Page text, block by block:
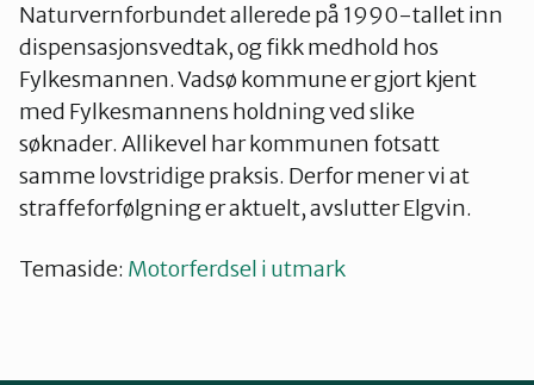
Naturvernforbundet allerede på 1990-tallet inn
dispensasjonsvedtak, og fikk medhold hos
Fylkesmannen. Vadsø kommune er gjort kjent
med Fylkesmannens holdning ved slike
søknader. Allikevel har kommunen fotsatt
samme lovstridige praksis. Derfor mener vi at
straffeforfølgning er aktuelt, avslutter Elgvin.
Temaside: Motorferdsel i utmark